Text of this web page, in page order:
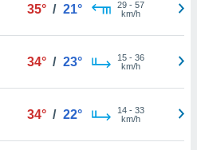
35° / 21° 29- 57
km/h
34° / 23° 15- 36
km/h
34° / 22° 14- 33
km/h